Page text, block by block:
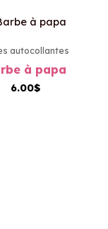
autocollantes
à papa
6.00$